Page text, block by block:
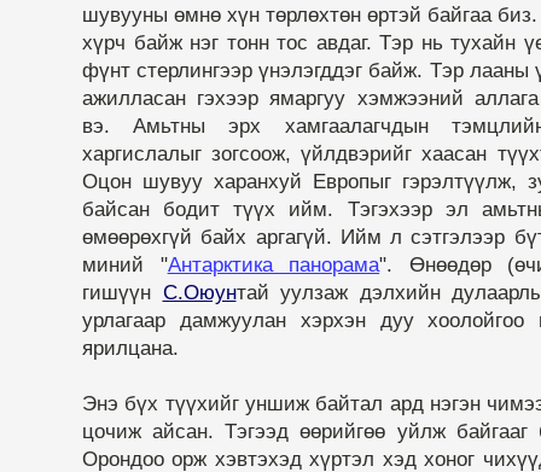
шувууны өмнө хүн төрлөхтөн өртэй байгаа
хүрч байж нэг тонн тос авдаг. Тэр нь тухайн
фүнт стерлингээр үнэлэгддэг байж. Тэр лааны
ажилласан гэхээр ямаргуу хэмжээний
вэ. Амьтны эрх хамгаалагчдын
харгислалыг зогсоож, үйлдвэрийг хаасан
Оцон шувуу харанхуй Европыг гэрэлтүүлж,
байсан бодит түүх ийм. Тэгэхээр эл
өмөөрөхгүй байх аргагүй. Ийм л сэтгэлээр
миний "Антарктика панорама". Өнөөдөр
гишүүн С.Оюунтай уулзаж дэлхийн
урлагаар дамжуулан хэрхэн дуу хоолойгоо
ярилцана.
Энэ бүх түүхийг уншиж байтал ард нэгэн
цочиж айсан. Тэгээд өөрийгөө уйлж байгааг
Орондоо орж хэвтэхэд хүртэл хэд хоног